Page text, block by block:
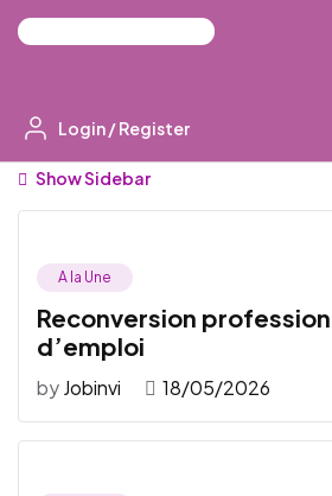
Login /Register
Show Sidebar
A la Une
Reconversion
d’emploi
byJobinvi 18/05/2026